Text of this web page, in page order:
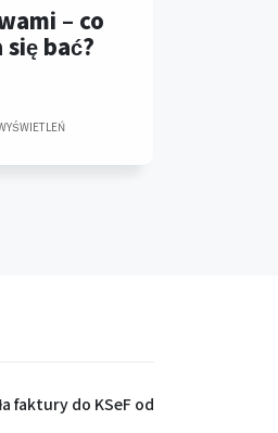
– co
bać?
faktury do KSeF od